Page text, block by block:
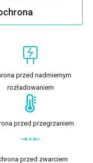
przed nadmiernym
rozładowaniem
przed przegrzaniem
przed zwarciem